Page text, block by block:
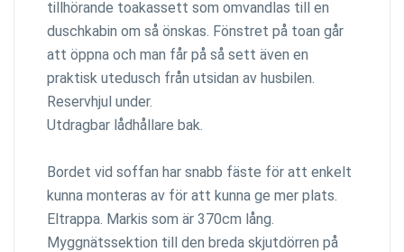
tillhörande toakassett som omvandlas till en
duschkabin om så önskas. Fönstret på toan går
att öppna och man får på så sett även en
praktisk utedusch från utsidan av husbilen.
Reservhjul under.
Utdragbar lådhållare bak.
Bordet vid soffan har snabb fäste för att enkelt
kunna monteras av för att kunna ge mer plats.
Eltrappa. Markis som är 370cm lång.
Myggnätssektion till den breda skjutdörren på